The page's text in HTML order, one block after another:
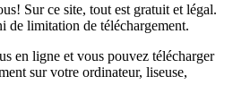
Sur ce site, tout est gratuit et légal.
de limitation de téléchargement.
en ligne et vous pouvez télécharger
sur votre ordinateur, liseuse,